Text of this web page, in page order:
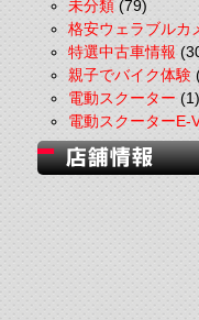
未分類(79)
格安ウェラブルカ
特選中古車情報
親子でバイク体験
電動スクーター(1)
電動スクーターE-